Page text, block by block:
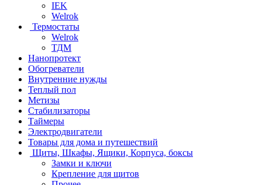
IEK
Welrok
Термостаты
Welrok
ТДМ
Нанопротект
Обогреватели
Внутренние нужды
Теплый пол
Метизы
Стабилизаторы
Таймеры
Электродвигатели
Товары для дома и путешествий
Щиты, Шкафы, Ящики, Корпуса, боксы
Замки и ключи
Крепление для щитов